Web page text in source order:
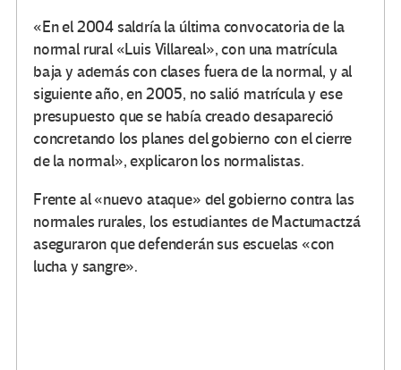
«En el 2004 saldría la última convocatoria de la
normal rural «Luis Villareal», con una matrícula
baja y además con clases fuera de la normal, y al
siguiente año, en 2005, no salió matrícula y ese
presupuesto que se había creado desapareció
concretando los planes del gobierno con el cierre
de la normal», explicaron los normalistas.
Frente al «nuevo ataque» del gobierno contra las
normales rurales, los estudiantes de Mactumactzá
aseguraron que defenderán sus escuelas «con
lucha y sangre».